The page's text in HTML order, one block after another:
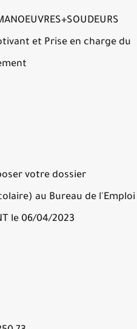
et Prise en charge
votre dossier
au Bureau de
le 06/04/2023-